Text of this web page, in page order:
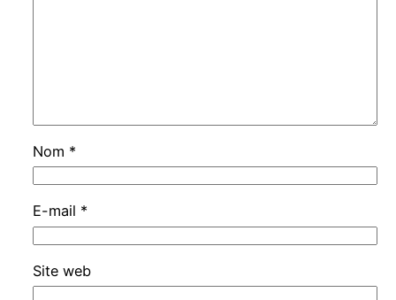
Nom *
E-mail *
Site web